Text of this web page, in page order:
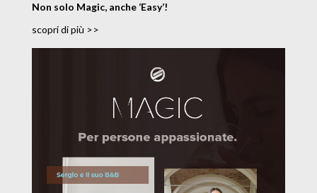
Non solo Magic, anche ‘Easy’!
scopri di più >>